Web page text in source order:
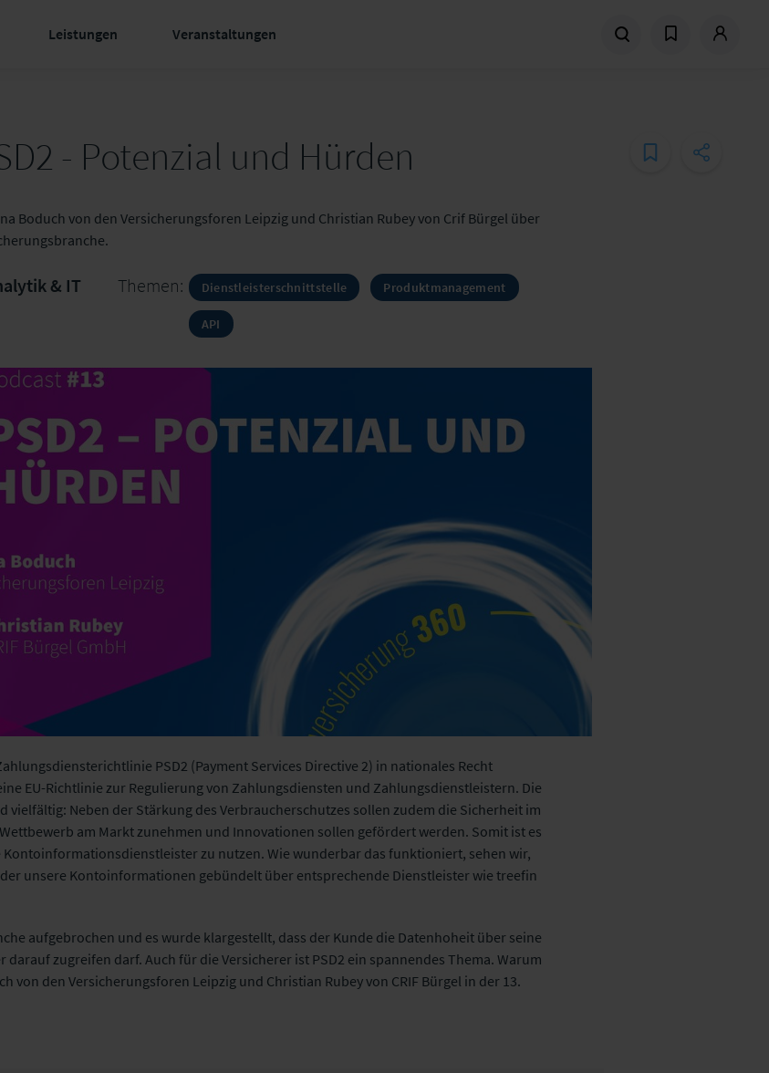
Leistungen Veranstaltungen
- Potenzial und Hürden
Boduch von den Versicherungsforen Leipzig und Christian Rubey von Crif Bürgel über
& IT Themen: Dienstleisterschnittstelle Produktmanagement
API
PSD2 (Payment Services Directive 2) in nationales Recht
EU-Richtlinie zur Regulierung von Zahlungsdiensten und Zahlungsdienstleistern. Die
vielfältig: Neben der Stärkung des Verbraucherschutzes sollen zudem die Sicherheit im
am Markt zunehmen und Innovationen sollen gefördert werden. Somit ist es
zu nutzen. Wie wunderbar das funktioniert, sehen wir,
unsere Kontoinformationen gebündelt über entsprechende Dienstleister wie treefin
aufgebrochen und es wurde klargestellt, dass der Kunde die Datenhoheit über seine
zugreifen darf. Auch für die Versicherer ist PSD2 ein spannendes Thema. Warum
von den Versicherungsforen Leipzig und Christian Rubey von CRIF Bürgel in der 13.